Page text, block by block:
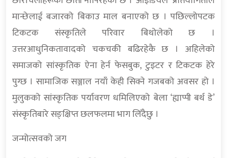
मान्छेलाई बजारको बिकाउ माल बनाएको छ । पछिल्लोपटक
टिकटक संस्कृतिले परिवार बिथोलेको छ ।
उत्तरआधुनिकतावादको चकचकी बढिरहेकै छ । अहिलेको
समाजको सांस्कृतिक ऐना हेर्न फेसबुक, टुइटर र टिकटक हेरे
पुग्छ । सामाजिक सञ्जाल नयाँ केही सिक्ने गजबको अवसर हो ।
मुलुकको सांस्कृतिक पर्यावरण धमिलिएको बेला ‘ह्याप्पी बर्थ डे’
संस्कृतिबारे सङ्क्षिप्त छलफलमा भाग लिँदैछु ।
जन्मोत्सवको जग